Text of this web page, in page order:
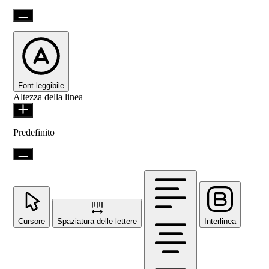
Font leggibile
Altezza della linea
Predefinito
Cursore Spaziatura delle lettere Interlinea